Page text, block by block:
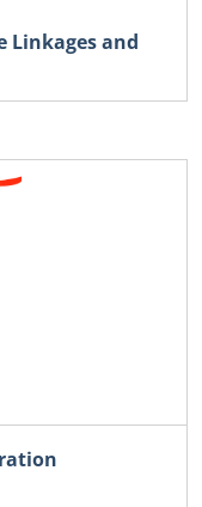
Linkages and